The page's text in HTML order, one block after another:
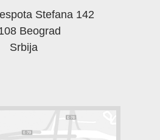
Stefana 142
Beograd
Srbija